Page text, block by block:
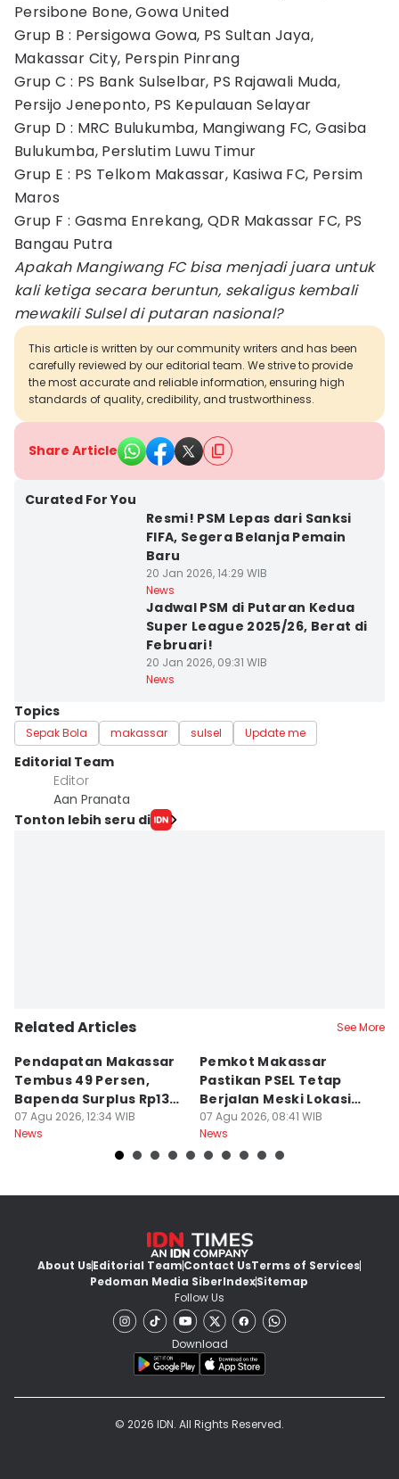
Persibone Bone, Gowa United
Grup B : Persigowa Gowa, PS Sultan Jaya,
Makassar City, Perspin Pinrang
Grup C : PS Bank Sulselbar, PS Rajawali Muda,
Persijo Jeneponto, PS Kepulauan Selayar
Grup D : MRC Bulukumba, Mangiwang FC, Gasiba
Bulukumba, Perslutim Luwu Timur
Grup E : PS Telkom Makassar, Kasiwa FC, Persim
Maros
Grup F : Gasma Enrekang, QDR Makassar FC, PS
Bangau Putra
Apakah Mangiwang FC bisa menjadi juara untuk
kali ketiga secara beruntun, sekaligus kembali
mewakili Sulsel di putaran nasional?
This article is written by our community writers and has been
carefully reviewed by our editorial team. We strive to provide
the most accurate and reliable information, ensuring high
standards of quality, credibility, and trustworthiness.
Share Article
Curated For You
Resmi! PSM Lepas dari Sanksi
FIFA, Segera Belanja Pemain
Baru
20 Jan 2026, 14:29 WIB
News
Jadwal PSM di Putaran Kedua
Super League 2025/26, Berat di
Februari!
20 Jan 2026, 09:31 WIB
News
Topics
Sepak Bola makassar sulsel Update me
Editorial Team
Editor
Aan Pranata
Tonton lebih seru di
Related Articles See More
Pendapatan Makassar
Tembus 49 Persen,
Bapenda Surplus Rp130
Miliar
07 Agu 2026, 12:34 WIB
News
Pemkot Makassar
Pastikan PSEL Tetap
Berjalan Meski Lokasi
Belum Final
07 Agu 2026, 08:41 WIB
News
About UsEditorial TeamContact UsTerms of Services
Pedoman Media SiberIndexSitemap
Follow Us
Download
© 2026 IDN. All Rights Reserved.